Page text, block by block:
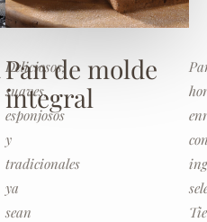
Deliciosos,
suaves,
esponjosos
y
tradicionales
ya
sean
Pan de molde
integral